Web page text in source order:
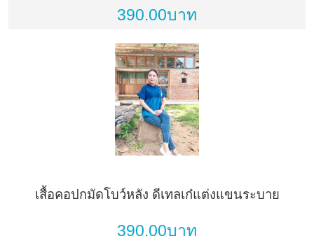
390.00บาท
เสื้อคอปกมัดโบว์หลัง ดีเทลเก๋แต่งแขนระบาย
390.00บาท